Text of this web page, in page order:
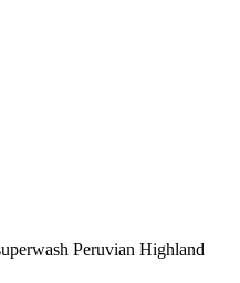
Peruvian Highland